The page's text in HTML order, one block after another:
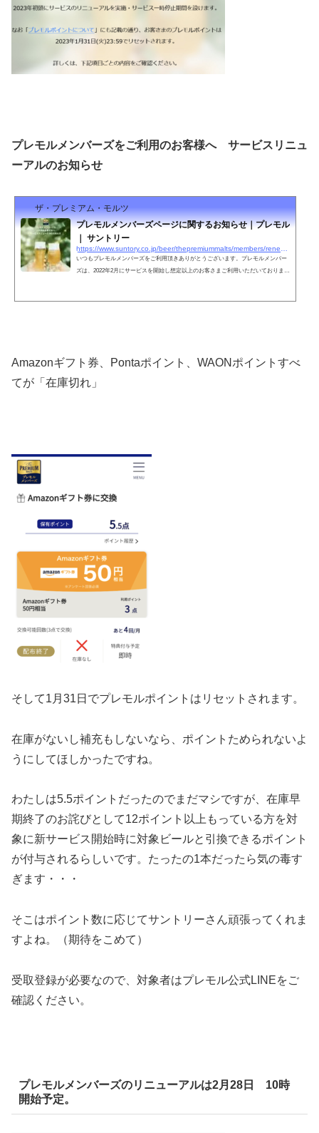
プレモルメンバーズをご利用のお客様へ サービスリニュ
ーアルのお知らせ
ザ・プレミアム・モルツ
プレモルメンバーズページに関するお知らせ｜プレモル
｜ サントリー
いつもプレモルメンバーズをご利用頂きありがとうございます。プレモルメンバー
ズは、2022年2月にサービスを開始し想定以上のお客さまご利用いただいておりま
Amazonギフト券、Pontaポイント、WAONポイントすべ
てが「在庫切れ」
そして1月31日でプレモルポイントはリセットされます。
在庫がないし補充もしないなら、ポイントためられないよ
うにしてほしかったですね。
わたしは5.5ポイントだったのでまだマシですが、 在庫早
期終了のお詫びとして12ポイント以上もっている方を対
象に新サービス 開始時に対象ビールと引換できるポイント
が付与されるらしいです。たったの1本だったら気の毒す
ぎます・・・
そこはポイント数に応じてサントリーさん頑張ってくれま
すよね。（期待をこめて）
受取登録が必要なので、対象者はプレモル公式LINEをご
確認ください。
プレモルメンバーズのリニューアルは2月28日 10時
開始予定。